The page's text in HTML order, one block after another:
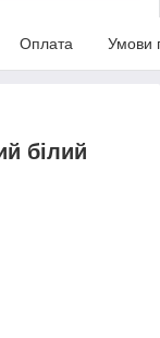
Оплата Умови
білий